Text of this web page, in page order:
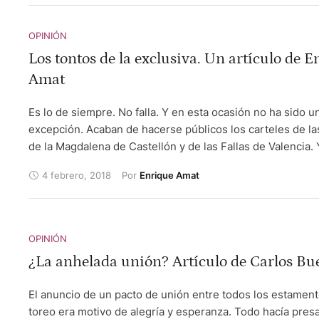
OPINIÓN
Los tontos de la exclusiva. Un artículo de
Amat
Es lo de siempre. No falla. Y en esta ocasión no ha sido
excepción. Acaban de hacerse públicos los carteles de
de la Magdalena de Castellón y de las Fallas de Valencia.
será materia de otro artículo, ahora habría que hacer una
reflexión sobre lo que algunos publican en sus escritos
tontos de la exclusiva”. Producen risa, y hasta sonrojo. Da
escriben, muy ufanos y pagados de sí mismos,
aburre leer eso de: “Tal como ya adelantamos aquí en
4 febrero, 2018 Por Enrique Amat
OPINIÓN
¿La anhelada unión? Artículo de Carlos
El anuncio de un pacto de unión entre todos los
toreo era motivo de alegría y esperanza. Todo hacía